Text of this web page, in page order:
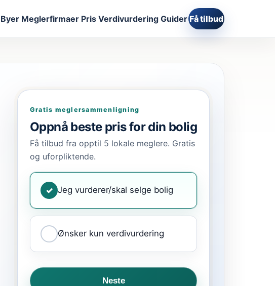
Byer Meglerfirmaer Pris Verdivurdering Guider Få tilbud
Gratis meglersammenligning
Oppnå beste pris for din bolig
Få tilbud fra opptil 5 lokale meglere. Gratis
og uforpliktende.
✓ Jeg vurderer/skal selge bolig
Ønsker kun verdivurdering
Neste